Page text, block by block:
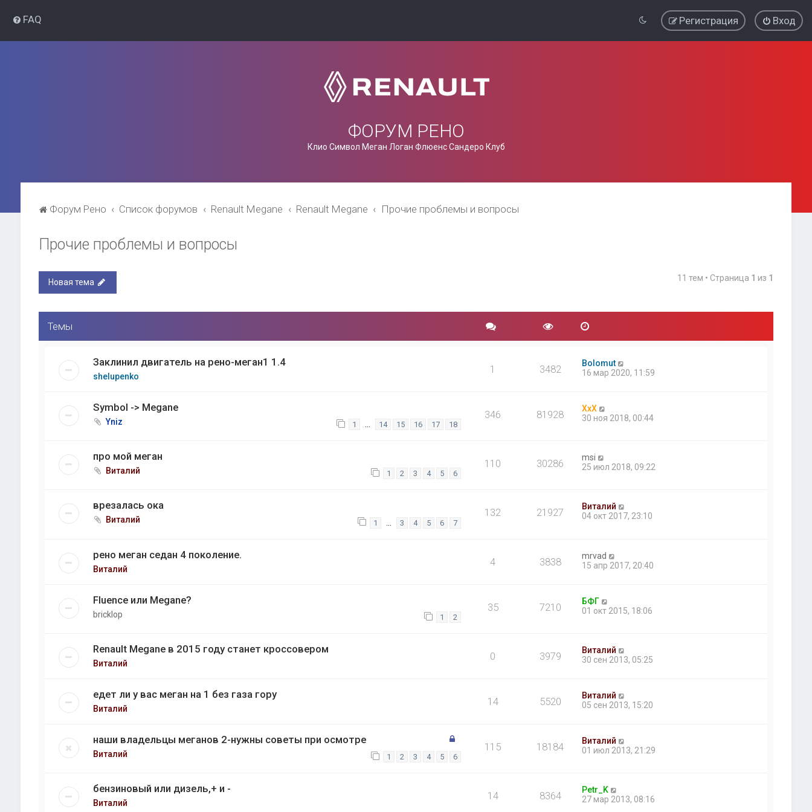
FAQ Вход
Регистрация
ФОРУМ РЕНО
Клио Символ Меган Логан Флюенс Сандеро Клуб
Форум Рено Список форумов Renault Megane Renault Megane Прочие проблемы и вопросы
Прочие проблемы и вопросы
Новая тема 11 тем • Страница 1 из 1
Темы
Заклинил двигатель на рено-меган1 1.4
shelupenko
1 3482
Bolomut
16 мар 2020, 11:59
Symbol -> Megane
Yniz 1 … 14 15 16 17 18
346 81928
ХхХ
30 ноя 2018, 00:44
про мой меган
Виталий 1 2 3 4 5 6
110 30286
msi
25 июл 2018, 09:22
врезалась ока
Виталий 1 3 4 5 6 7
132 21927
Виталий
04 окт 2017, 23:10
рено меган седан 4 поколение.
Виталий
4 3838
mrvad
15 апр 2017, 20:40
Fluence или Megane?
bricklop 1 2
35 7210
БФГ
01 окт 2015, 18:06
Renault Megane в 2015 году станет кроссовером
Виталий
0 3979
Виталий
30 сен 2013, 05:25
едет ли у вас меган на 1 без газа гору
Виталий
14 5520
Виталий
05 сен 2013, 15:20
наши владельцы меганов 2-нужны советы при осмотре
Виталий 1 2 3 4 5 6
115 18184
Виталий
01 июл 2013, 21:29
бензиновый или дизель,+ и -
Виталий
14 8364
Petr_K
27 мар 2013, 08:16